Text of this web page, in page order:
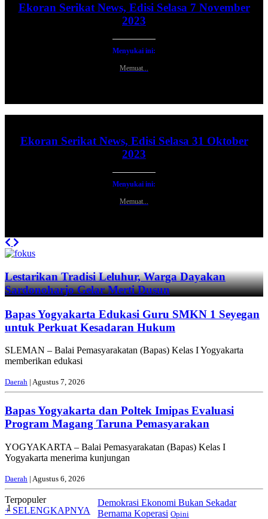
Ekoran Serikat News, Edisi Selasa 7 November
2023
Menyukai ini:
Memuat...
Ekoran Serikat News, Edisi Selasa 31 Oktober
2023
Menyukai ini:
Memuat...
Previous
Lestarikan Tradisi Leluhur, Warga Dayakan
Sardonoharjo Gelar Merti Dusun
Bapas Yogyakarta Edukasi Guru SMKN 1 Seyegan
untuk Perkuat Kesadaran Hukum
SLEMAN – Balai Pemasyarakatan (Bapas) Kelas I Yogyakarta
memberikan edukasi
Daerah | Agustus 7, 2026
Bapas Yogyakarta dan Poltek Imipas Evaluasi
Program Magang Taruna Pemasyarakan
YOGYAKARTA – Balai Pemasyarakatan (Bapas) Kelas I
Yogyakarta menerima kunjungan
Daerah | Agustus 6, 2026
Terpopuler
+ SELENGKAPNYA
1
Demokrasi Ekonomi Bukan Sekadar
Bernama Koperasi Opini